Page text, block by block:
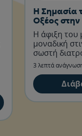
Η Σημασία
Οξέος
Η άφιξη του
μοναδική
σωστή
3 λεπτά